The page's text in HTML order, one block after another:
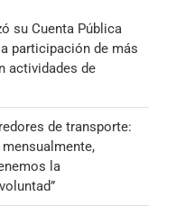
su Cuenta Pública
participación de más
actividades de
de transporte:
la